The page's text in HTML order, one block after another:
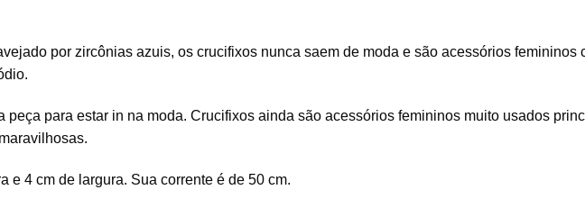
por zircônias azuis, os crucifixos nunca saem de moda e são acessórios femininos
peça para estar in na moda. Crucifixos ainda são acessórios femininos muito usados
e 4 cm de largura. Sua corrente é de 50 cm.